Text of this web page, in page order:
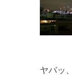
ヤバッ